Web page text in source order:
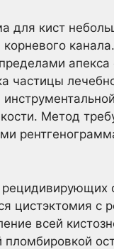
для кист
пределами
частицы
Метод
цистэктомия с
всей